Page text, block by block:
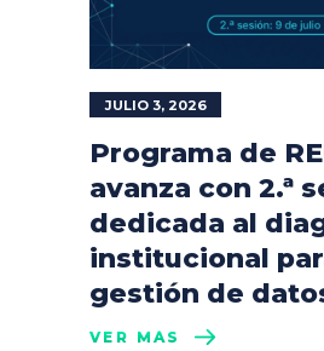
JULIO 3, 2026
Programa de
avanza con 2.ª
dedicada al
institucional
gestión de
VER MÁS